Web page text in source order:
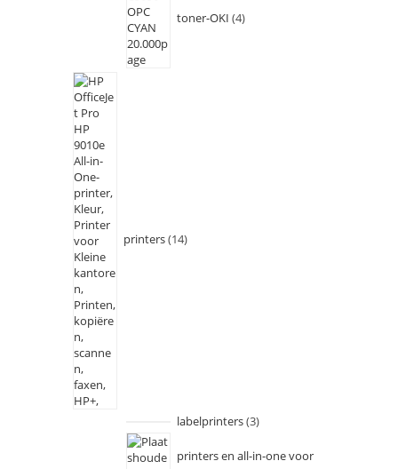
toner-OKI 4
printers 14
labelprinters 3
printers en all-in-one voor